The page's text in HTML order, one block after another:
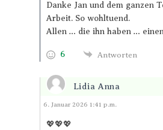
Danke Jan und dem ganzen
Arbeit. So wohltuend.
Allen … die ihn haben …
6 Antworten
Lidia Anna
Antworten
6. Januar 2026 1:41 p.m.
💖💖💖